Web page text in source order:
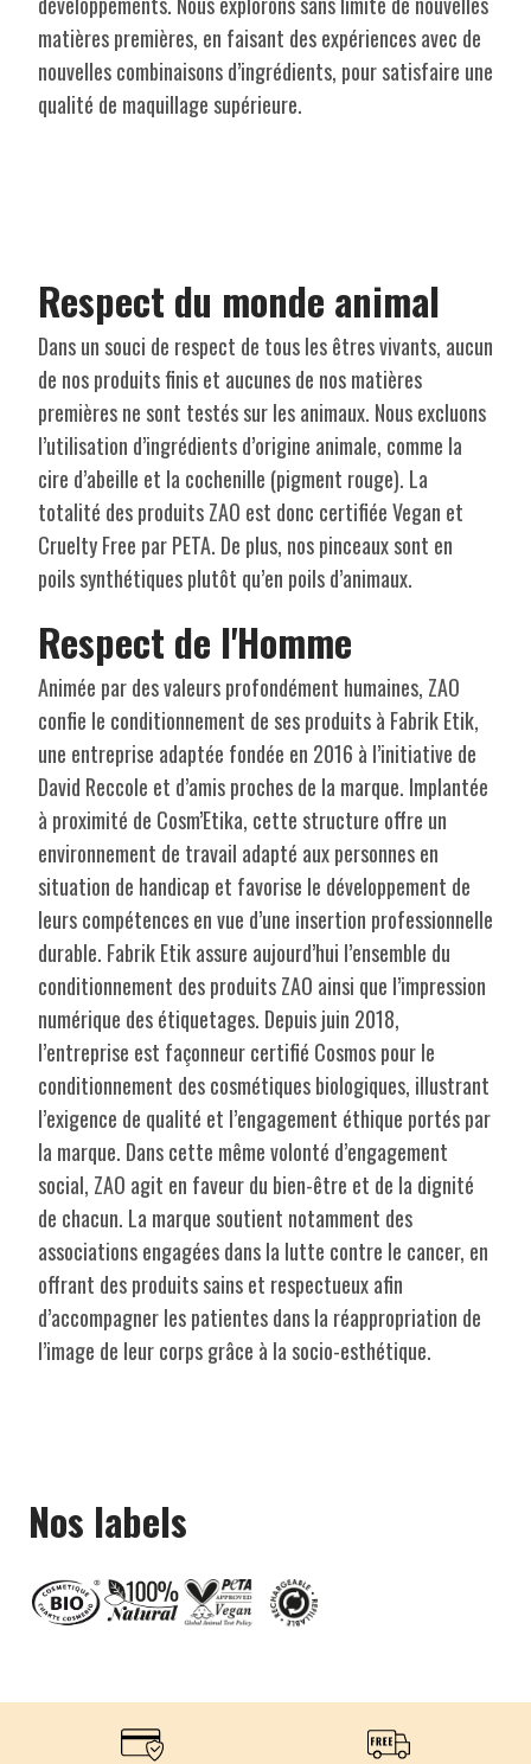
matières premières, en faisant des expériences avec de
nouvelles combinaisons d’ingrédients, pour satisfaire une
qualité de maquillage supérieure.
Respect du monde animal
Dans un souci de respect de tous les êtres vivants, aucun
de nos produits finis et aucunes de nos matières
premières ne sont testés sur les animaux. Nous excluons
l’utilisation d’ingrédients d’origine animale, comme la
cire d’abeille et la cochenille (pigment rouge). La
totalité des produits ZAO est donc certifiée Vegan et
Cruelty Free par PETA. De plus, nos pinceaux sont en
poils synthétiques plutôt qu’en poils d’animaux.
Respect de l'Homme
Animée par des valeurs profondément humaines, ZAO
confie le conditionnement de ses produits à Fabrik Etik,
une entreprise adaptée fondée en 2016 à l’initiative de
David Reccole et d’amis proches de la marque. Implantée
à proximité de Cosm’Etika, cette structure offre un
environnement de travail adapté aux personnes en
situation de handicap et favorise le développement de
leurs compétences en vue d’une insertion professionnelle
durable. Fabrik Etik assure aujourd’hui l’ensemble du
conditionnement des produits ZAO ainsi que l’impression
numérique des étiquetages. Depuis juin 2018,
l’entreprise est façonneur certifié Cosmos pour le
conditionnement des cosmétiques biologiques, illustrant
l’exigence de qualité et l’engagement éthique portés par
la marque. Dans cette même volonté d’engagement
social, ZAO agit en faveur du bien-être et de la dignité
de chacun. La marque soutient notamment des
associations engagées dans la lutte contre le cancer, en
offrant des produits sains et respectueux afin
d’accompagner les patientes dans la réappropriation de
l’image de leur corps grâce à la socio-esthétique.
Nos labels